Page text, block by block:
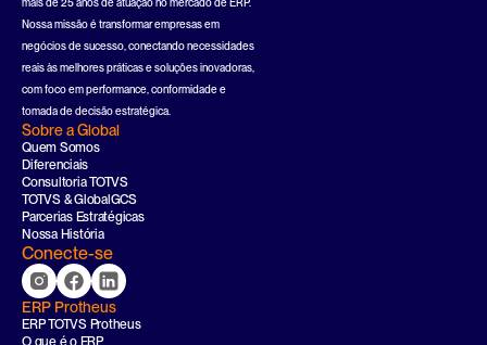
Nossa missão é transformar empresas em
negócios de sucesso, conectando necessidades
reais às melhores práticas e soluções inovadoras,
com foco em performance, conformidade e
tomada de decisão estratégica.
Sobre a Global
Quem Somos
Diferenciais
Consultoria TOTVS
TOTVS & GlobalGCS
Parcerias Estratégicas
Nossa História
Conecte-se
ERP Protheus
ERP TOTVS Protheus
O que é o ERP